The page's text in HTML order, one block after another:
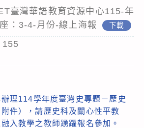
臺灣華語教育資源中心115-年
：3-4-月份-線上海報
下載
155
理114學年度臺灣史專題－歷史
件），請歷史科及關心性平教
入教學之教師踴躍報名參加。